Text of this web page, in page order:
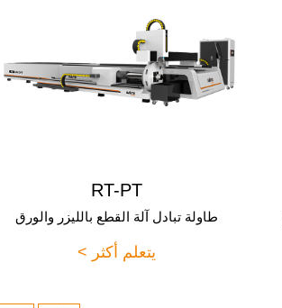
RT-PT
طاولة تبادل آلة القطع بالليزر والورق
يتعلم أكثر >